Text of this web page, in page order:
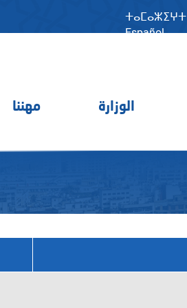
ⵜⴰⵎⴰⵣⵉⵖⵜ
Español
الوزارة مهننا